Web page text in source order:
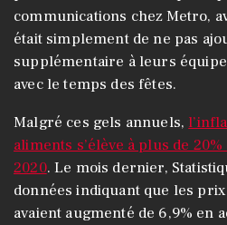
communications chez Metro,
était simplement de ne pas
supplémentaire à leurs
avec le temps des fêtes.
Malgré ces gels annuels,
aliments s’élève à plus de
2020. Le mois dernier,
données indiquant que les
avaient augmenté de 6,9% en